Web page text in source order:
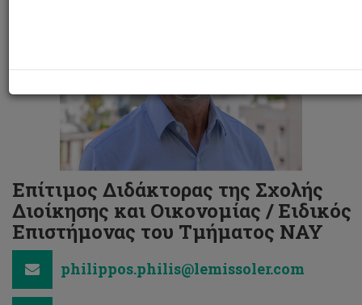
Επίτιμος Διδάκτορας της Σχολής
Διοίκησης και Οικονομίας / Ειδικός
Επιστήμονας του Τμήματος ΝΑΥ
philippos.philis@lemissoler.com